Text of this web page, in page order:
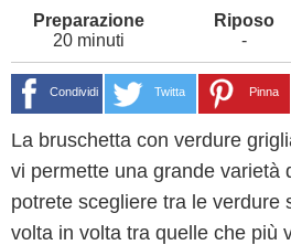
20 minuti -
Condividi Twitta Pinna
La bruschetta con verdure
vi permette una grande varietà
potrete scegliere tra le verdure
volta in volta tra quelle che più